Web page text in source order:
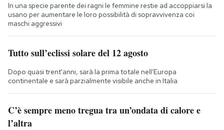
In una specie parente dei ragni le femmine restie ad accoppiarsi la
usano per aumentare le loro possibilità di sopravvivenza coi
maschi aggressivi
Tutto sull’eclissi solare del 12 agosto
Dopo quasi trent'anni, sarà la prima totale nell'Europa
continentale e sarà parzialmente visibile anche in Italia
C’è sempre meno tregua tra un’ondata di calore e
l’altra